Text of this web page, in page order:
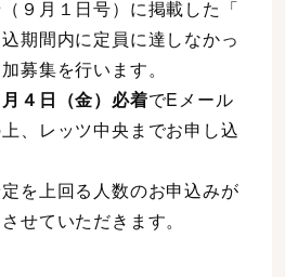
９月１日号）に掲載した「
期間内に定員に達しなかっ
募集を行います。
月４日（金）必着でEメール
、レッツ中央までお申し込
を上回る人数のお申込みが
せていただきます。